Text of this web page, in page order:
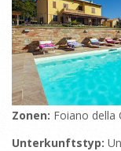
Zonen: Foiano della
Unterkunftstyp: